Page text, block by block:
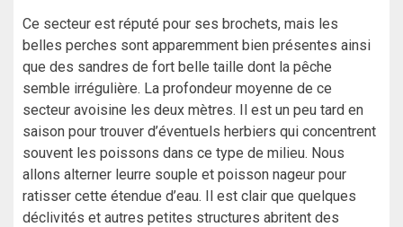
Ce secteur est réputé pour ses brochets, mais les
belles perches sont apparemment bien présentes ainsi
que des sandres de fort belle taille dont la pêche
semble irrégulière. La profondeur moyenne de ce
secteur avoisine les deux mètres. Il est un peu tard en
saison pour trouver d’éventuels herbiers qui concentrent
souvent les poissons dans ce type de milieu. Nous
allons alterner leurre souple et poisson nageur pour
ratisser cette étendue d’eau. Il est clair que quelques
déclivités et autres petites structures abritent des